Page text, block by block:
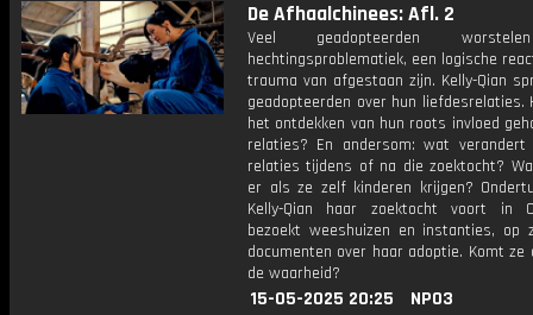
De Afhaalchinees: Afl. 2
Veel geadopteerden
hechtingsproblematiek, een logische
trauma van afgestaan zijn. Kelly-Qian
geadopteerden over hun liefdesrelaties.
het ontdekken van hun roots invloed
relaties? En andersom: wat
relaties tijdens of na die zoektocht?
er als ze zelf kinderen krijgen?
Kelly-Qian haar zoektocht voort in
bezoekt weeshuizen en instanties, op
documenten over haar adoptie. Komt ze
de waarheid?
15-05-2025 20:25
NPO3